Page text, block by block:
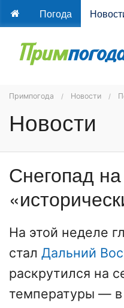
Погода
Примпогода Новости
Новости
Снегопад
На этой неделе
стал Дальний
раскрутился на
температуры — в